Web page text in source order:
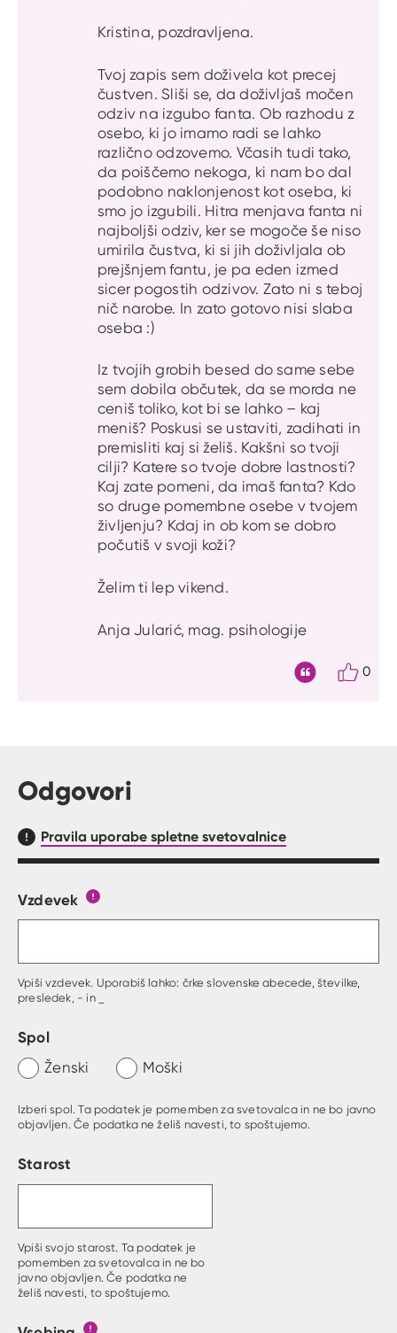
Kristina, pozdravljena.
Tvoj zapis sem doživela kot precej
čustven. Sliši se, da doživljaš močen
odziv na izgubo fanta. Ob razhodu z
osebo, ki jo imamo radi se lahko
različno odzovemo. Včasih tudi tako,
da poiščemo nekoga, ki nam bo dal
podobno naklonjenost kot oseba, ki
smo jo izgubili. Hitra menjava fanta ni
najboljši odziv, ker se mogoče še niso
umirila čustva, ki si jih doživljala ob
prejšnjem fantu, je pa eden izmed
sicer pogostih odzivov. Zato ni s teboj
nič narobe. In zato gotovo nisi slaba
oseba :)
Iz tvojih grobih besed do same sebe
sem dobila občutek, da se morda ne
ceniš toliko, kot bi se lahko – kaj
meniš? Poskusi se ustaviti, zadihati in
premisliti kaj si želiš. Kakšni so tvoji
cilji? Katere so tvoje dobre lastnosti?
Kaj zate pomeni, da imaš fanta? Kdo
so druge pomembne osebe v tvojem
življenju? Kdaj in ob kom se dobro
počutiš v svoji koži?
Želim ti lep vikend.
Anja Jularić, mag. psihologije
0
Odgovori
Pravila uporabe spletne svetovalnice
Obrazec, kjer lahko zastaviš vprašanje
Vzdevek
Vpiši vzdevek. Uporabiš lahko: črke slovenske abecede, številke,
presledek, - in _
Spol
Ženski Moški
Izberi spol. Ta podatek je pomemben za svetovalca in ne bo javno
objavljen. Če podatka ne želiš navesti, to spoštujemo.
Starost
Vpiši svojo starost. Ta podatek je
pomemben za svetovalca in ne bo
javno objavljen. Če podatka ne
želiš navesti, to spoštujemo.